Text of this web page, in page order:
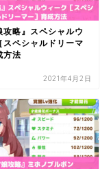
攻略』スペシャルウ
スペシャルドリーマ
方法
2021年4月2日